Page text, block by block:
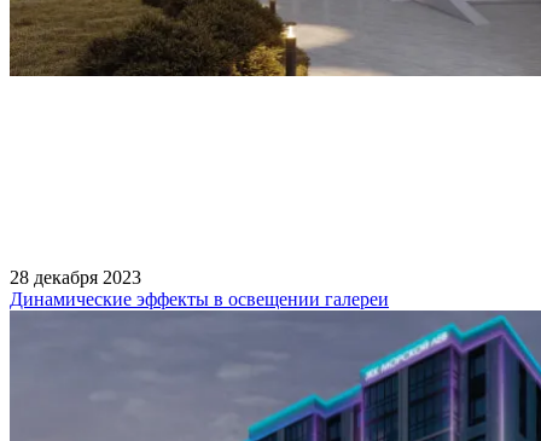
28 декабря 2023
Динамические эффекты в освещении галереи